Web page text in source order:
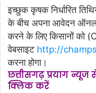
इच्छुक कृषक निर्धारित
के बीच अपना आवेदन
करने के लिए किसानों को
वेबसाइट http://
करना होगा।
छत्तीसगढ़ प्रयाग
क्लिक करें